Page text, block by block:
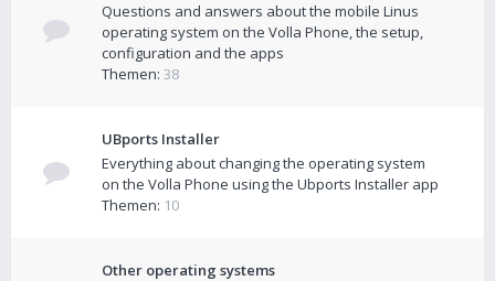
Questions and answers about the mobile Linus
operating system on the Volla Phone, the setup,
configuration and the apps
Themen: 38
UBports Installer
Everything about changing the operating system
on the Volla Phone using the Ubports Installer app
Themen: 10
Other operating systems